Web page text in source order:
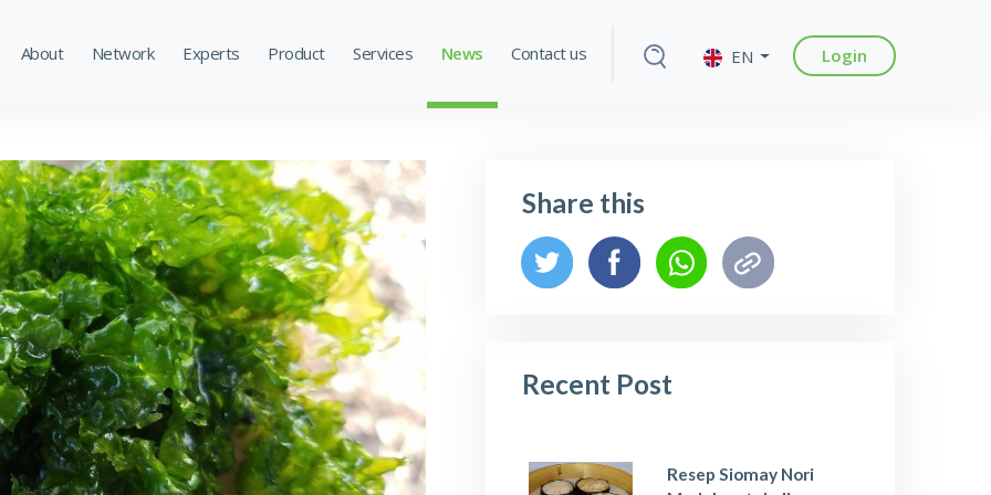
About Network Experts Product Services News Contact us EN Login
Share this
Recent Post
Resep Siomay Nori